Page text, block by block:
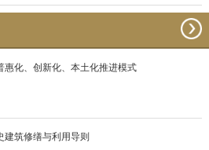
惠化、创新化、本土化推进模式
建筑修缮与利用导则